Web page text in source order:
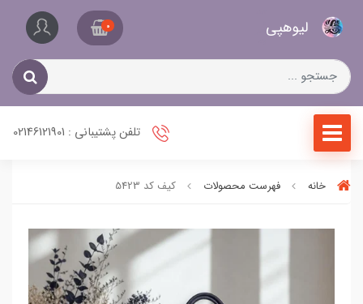
لیو‌هپی 0
تلفن پشتیبانی : 02146121901
خانه فهرست محصولات کیف کد 5423